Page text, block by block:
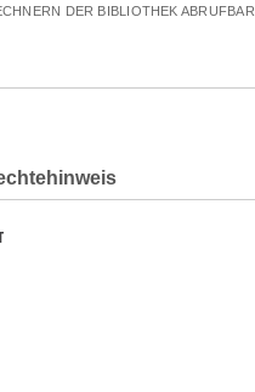
DER BIBLIOTHEK ABRUFBAR